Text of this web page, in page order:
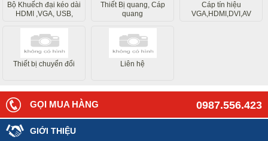
Bộ Khuếch đại kéo dài
HDMI ,VGA, USB,
Thiết Bị quang, Cáp
quang
Cáp tín hiệu
VGA,HDMI,DVI,AV
Thiết bị chuyển đổi Liên hệ
0987.556.423
GỌI MUA HÀNG
GIỚI THIỆU